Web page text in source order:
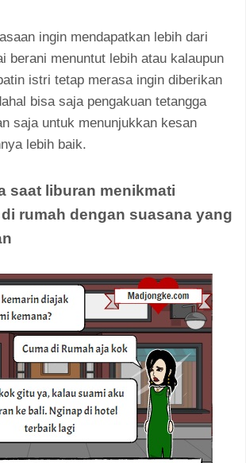
ingin mendapatkan lebih dari
berani menuntut lebih atau kalaupun
istri tetap merasa ingin diberikan
bisa saja pengakuan tetangga
saja untuk menunjukkan kesan
lebih baik.
saat liburan menikmati
rumah dengan suasana yang